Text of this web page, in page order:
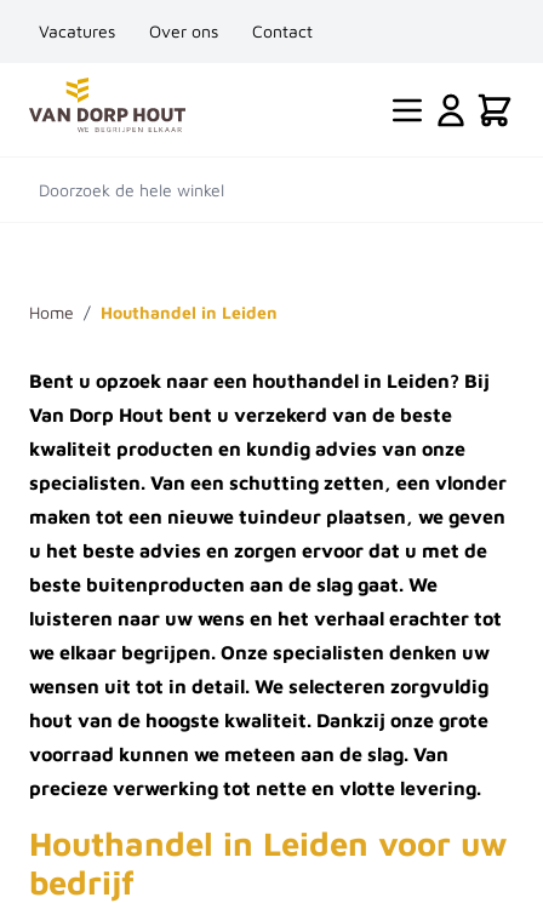
Vacatures Over ons Contact
Ga naar de inhoud
Cart
Doorzoek de hele winkel
Home / Houthandel in Leiden
Bent u opzoek naar een houthandel in Leiden? Bij
Van Dorp Hout bent u verzekerd van de beste
kwaliteit producten en kundig advies van onze
specialisten. Van een schutting zetten, een vlonder
maken tot een nieuwe tuindeur plaatsen, we geven
u het beste advies en zorgen ervoor dat u met de
beste buitenproducten aan de slag gaat. We
luisteren naar uw wens en het verhaal erachter tot
we elkaar begrijpen. Onze specialisten denken uw
wensen uit tot in detail. We selecteren zorgvuldig
hout van de hoogste kwaliteit. Dankzij onze grote
voorraad kunnen we meteen aan de slag. Van
precieze verwerking tot nette en vlotte levering.
Houthandel in Leiden voor uw
bedrijf